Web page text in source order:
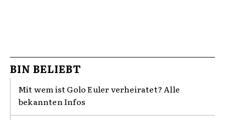
BIN BELIEBT
Mit wem ist Golo Euler verheiratet? Alle
bekannten Infos